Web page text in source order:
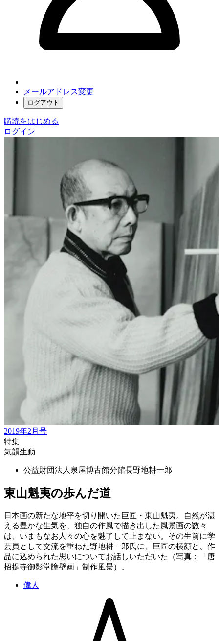
メールアドレス変更
ログアウト
購読をはじめる
ログイン
2019年2月号
特集
気韻生動
公益財団法人泉屋博古館分館長野地耕一郎
東山魁夷の歩んだ道
日本画の新たな地平を切り開いた巨匠・東山魁夷。自然が湛
える豊かな生気を、独自の作風で描き出した風景画の数々
は、いまもなお人々の心を魅了して止まない。その生前に学
芸員として交流を重ねた野地耕一郎氏に、巨匠の横顔と、作
品に込められた思いについてお話しいただいた（写真：「唐
招提寺御影堂障壁画」制作風景）。
偉人